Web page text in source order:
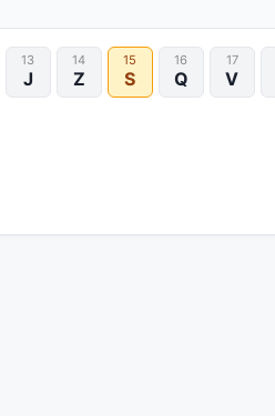
13
J
14
Z
15
S
16
Q
17
V